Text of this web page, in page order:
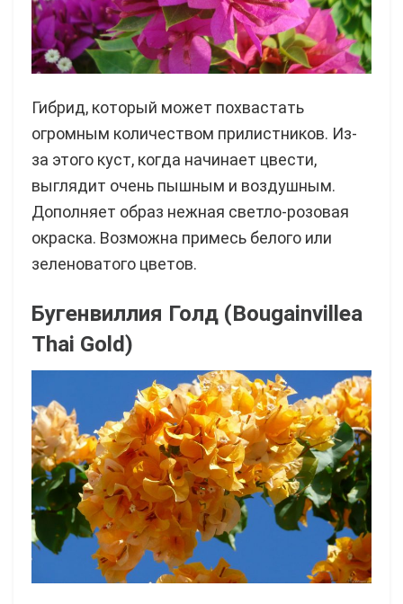
Гибрид, который может похвастать
огромным количеством прилистников. Из-
за этого куст, когда начинает цвести,
выглядит очень пышным и воздушным.
Дополняет образ нежная светло-розовая
окраска. Возможна примесь белого или
зеленоватого цветов.
Бугенвиллия Голд (Bougainvillea
Thai Gold)